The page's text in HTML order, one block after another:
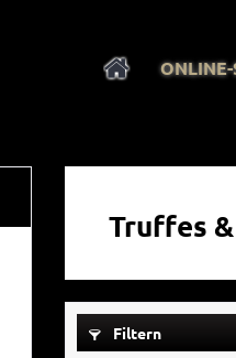
Truffes
Filtern